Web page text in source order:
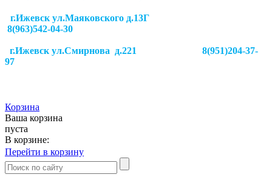
г.Ижевск ул.Маяковского д.13Г
8(963)542-04-30
г.Ижевск ул.Смирнова д.221
8(951)204-37-
97
Корзина
Ваша корзина
пуста
В корзине:
Перейти в корзину